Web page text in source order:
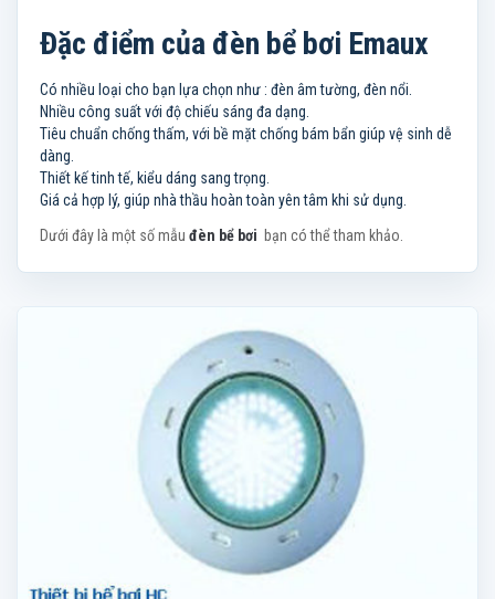
Đặc điểm của đèn bể bơi Emaux
Có nhiều loại cho bạn lựa chọn như : đèn âm tường, đèn nổi.
Nhiều công suất với độ chiếu sáng đa dạng.
Tiêu chuẩn chống thấm, với bề mặt chống bám bẩn giúp vệ sinh dễ
dàng.
Thiết kế tinh tế, kiểu dáng sang trọng.
Giá cả hợp lý, giúp nhà thầu hoàn toàn yên tâm khi sử dụng.
Dưới đây là một số mẫu đèn bể bơi bạn có thể tham khảo.